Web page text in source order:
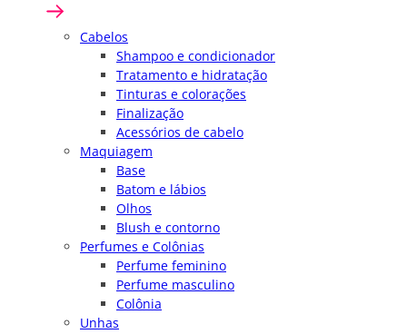
Cabelos
Shampoo e condicionador
Tratamento e hidratação
Tinturas e colorações
Finalização
Acessórios de cabelo
Maquiagem
Base
Batom e lábios
Olhos
Blush e contorno
Perfumes e Colônias
Perfume feminino
Perfume masculino
Colônia
Unhas